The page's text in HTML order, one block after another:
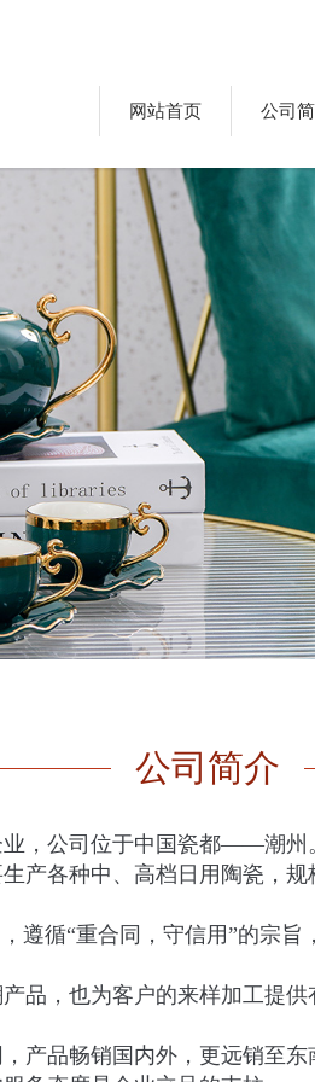
网站首页 公司
公司简介
，公司位于中国瓷都――潮州
产各种中、高档日用陶瓷，规
遵循“重合同，守信用”的宗
品，也为客户的来样加工提供
产品畅销国内外，更远销至东